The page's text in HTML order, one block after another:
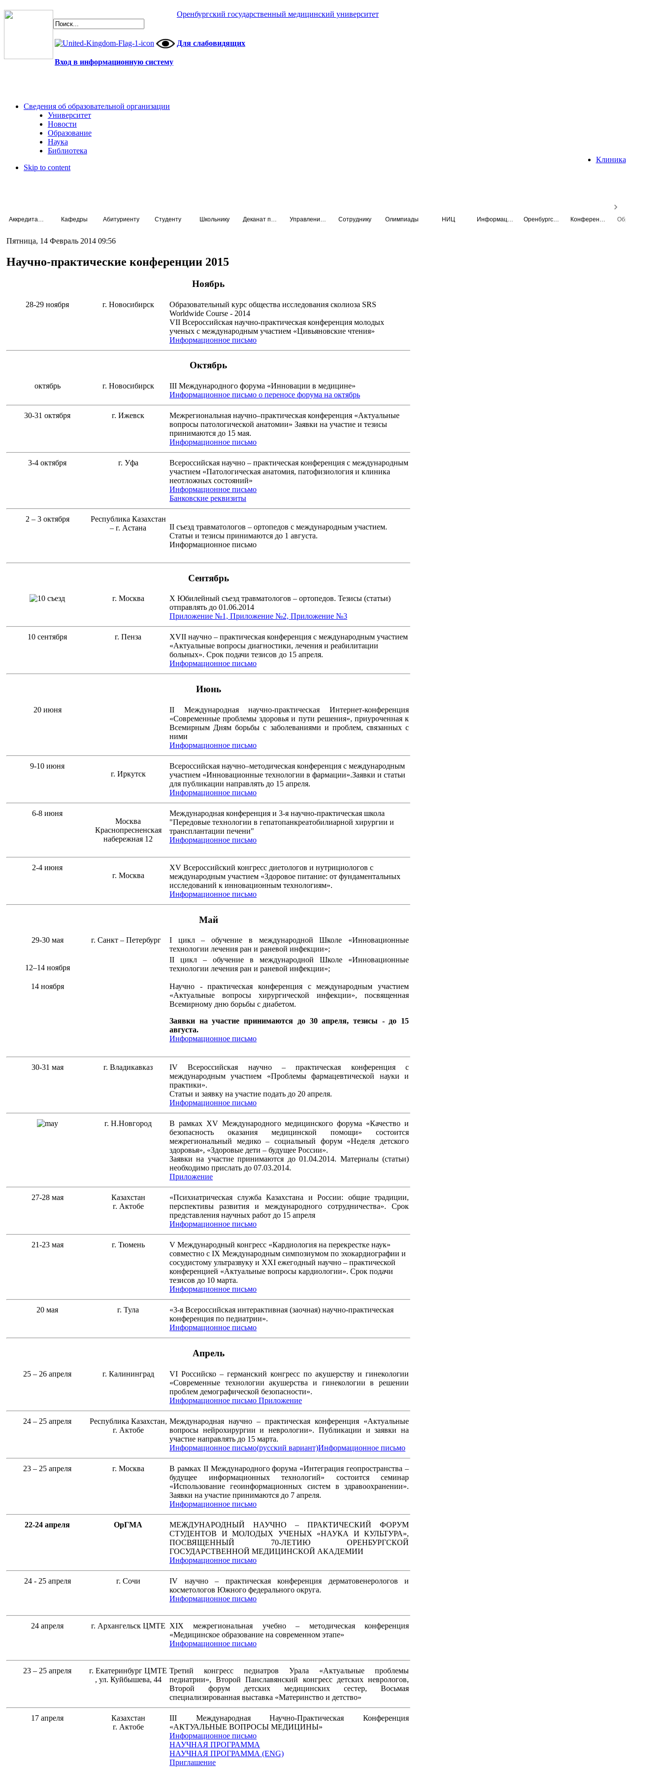
Оренбургский государственный медицинский университет
Для слабовидящих
Вход в информационную систему
Сведения об образовательной организации
Университет
Новости
Образование
Наука
Библиотека
Клиника
Skip to content
Кафедры Абитуриенту Студенту Школьнику Сотруднику Олимпиады НИЦ
Пятница, 14 Февраль 2014 09:56
Научно-практические конференции 2015
Ноябрь
28-29 ноября г. Новосибирск
Образовательный курс общества исследования сколиоза SRS
Worldwide Course - 2014
VII Всероссийская научно-практическая конференция молодых
ученых с международным участием «Цивьяновские чтения»
Информационное письмо
Октябрь
октябрь г. Новосибирск
III Международного форума «Инновации в медицине»
Информационное письмо о переносе форума на октябрь
30-31 октября г. Ижевск
Межрегиональная научно–практическая конференция «Актуальные
вопросы патологической анатомии» Заявки на участие и тезисы
принимаются до 15 мая.
Информационное письмо
3-4 октября г. Уфа
Всероссийская научно – практическая конференция с международным
участием «Патологическая анатомия, патофизиология и клиника
неотложных состояний»
Информационное письмо
Банковские реквизиты
2 – 3 октября
Республика Казахстан
– г. Астана
II съезд травматологов – ортопедов с международным участием.
Статьи и тезисы принимаются до 1 августа.
Информационное письмо
Сентябрь
г. Москва
X Юбилейный съезд травматологов – ортопедов. Тезисы (статьи)
отправлять до 01.06.2014
Приложение №1, Приложение №2, Приложение №3
10 сентября г. Пенза
XVII научно – практическая конференция с международным участием
«Актуальные вопросы диагностики, лечения и реабилитации
больных». Срок подачи тезисов до 15 апреля.
Информационное письмо
Июнь
20 июня
II Международная научно-практическая Интернет-конференция
«Современные проблемы здоровья и пути решения», приуроченная к
Всемирным Дням борьбы с заболеваниями и проблем, связанных с
ними
Информационное письмо
9-10 июня
г. Иркутск
Всероссийская научно–методическая конференция с международным
участием «Инновационные технологии в фармации».Заявки и статьи
для публикации направлять до 15 апреля.
Информационное письмо
6-8 июня
Москва
Краснопресненская
набережная 12
Международная конференция и 3-я научно-практическая школа
"Передовые технологии в гепатопанкреатобилиарной хирургии и
трансплантации печени"
Информационное письмо
2-4 июня
г. Москва
XV Всероссийский конгресс диетологов и нутрициологов с
международным участием «Здоровое питание: от фундаментальных
исследований к инновационным технологиям».
Информационное письмо
Май
29-30 мая г. Санкт – Петербург
I цикл – обучение в международной Школе «Инновационные
технологии лечения ран и раневой инфекции»;
12–14 ноября
II цикл – обучение в международной Школе «Инновационные
технологии лечения ран и раневой инфекции»;
14 ноября
Научно - практическая конференция с международным участием
«Актуальные вопросы хирургической инфекции», посвященная
Всемирному дню борьбы с диабетом.
Заявки на участие принимаются до 30 апреля, тезисы - до 15
августа.
Информационное письмо
30-31 мая г. Владикавказ
IV Всероссийская научно – практическая конференция с
международным участием «Проблемы фармацевтической науки и
практики».
Статьи и заявку на участие подать до 20 апреля.
Информационное письмо
г. Н.Новгород
В рамках XV Международного медицинского форума «Качество и
безопасность оказания медицинской помощи» состоится
межрегиональный медико – социальный форум «Неделя детского
здоровья», «Здоровые дети – будущее России».
Заявки на участие принимаются до 01.04.2014. Материалы (статьи)
необходимо прислать до 07.03.2014.
Приложение
27-28 мая
Казахстан
г. Актобе
«Психиатрическая служба Казахстана и России: общие традиции,
перспективы развития и международного сотрудничества». Срок
представления научных работ до 15 апреля
Информационное письмо
21-23 мая г. Тюмень
V Международный конгресс «Кардиология на перекрестке наук»
совместно с IX Международным симпозиумом по эхокардиографии и
сосудистому ультразвуку и XXI ежегодный научно – практической
конференцией «Актуальные вопросы кардиологии». Срок подачи
тезисов до 10 марта.
Информационное письмо
20 мая г. Тула
«3-я Всероссийская интерактивная (заочная) научно-практическая
конференция по педиатрии».
Информационное письмо
Апрель
25 – 26 апреля г. Калининград
VI Российско – германский конгресс по акушерству и гинекологии
«Современные технологии акушерства и гинекологии в решении
проблем демографической безопасности».
Информационное письмо Приложение
24 – 25 апреля
Республика Казахстан,
г. Актобе
Международная научно – практическая конференция «Актуальные
вопросы нейрохирургии и неврологии». Публикации и заявки на
участие направлять до 15 марта.
Информационное письмо(русский вариант)Информационное письмо
23 – 25 апреля г. Москва
В рамках II Международного форума «Интеграция геопространства –
будущее информационных технологий» состоится семинар
«Использование геоинформационных систем в здравоохранении».
Заявки на участие принимаются до 7 апреля.
Информационное письмо
22-24 апреля ОрГМА
МЕЖДУНАРОДНЫЙ НАУЧНО – ПРАКТИЧЕСКИЙ ФОРУМ
СТУДЕНТОВ И МОЛОДЫХ УЧЕНЫХ «НАУКА И КУЛЬТУРА»,
ПОСВЯЩЕННЫЙ 70-ЛЕТИЮ ОРЕНБУРГСКОЙ
ГОСУДАРСТВЕННОЙ МЕДИЦИНСКОЙ АКАДЕМИИ
Информационное письмо
24 - 25 апреля г. Сочи
IV научно – практическая конференция дерматовенерологов и
косметологов Южного федерального округа.
Информационное письмо
24 апреля г. Архангельск ЦМТЕ XIX межрегиональная учебно – методическая конференция
«Медицинское образование на современном этапе»
Информационное письмо
23 – 25 апреля
г. Екатеринбург ЦМТЕ
, ул. Куйбышева, 44
Третий конгресс педиатров Урала «Актуальные проблемы
педиатрии», Второй Панславянский конгресс детских неврологов,
Второй форум детских медицинских сестер, Восьмая
специализированная выставка «Материнство и детство»
17 апреля
Казахстан
г. Актобе
III Международная Научно-Практическая Конференция
«АКТУАЛЬНЫЕ ВОПРОСЫ МЕДИЦИНЫ»
Информационное письмо
НАУЧНАЯ ПРОГРАММА
НАУЧНАЯ ПРОГРАММА (ENG)
Приглашение